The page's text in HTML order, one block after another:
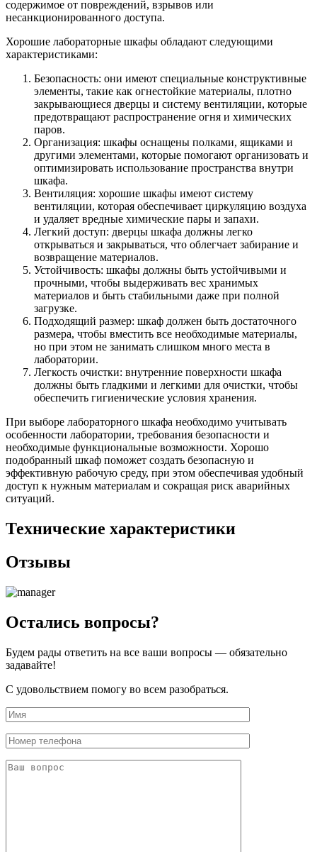
содержимое от повреждений, взрывов или
несанкционированного доступа.
Хорошие лабораторные шкафы обладают следующими
характеристиками:
Безопасность: они имеют специальные конструктивные
элементы, такие как огнестойкие материалы, плотно
закрывающиеся дверцы и систему вентиляции, которые
предотвращают распространение огня и химических
паров.
Организация: шкафы оснащены полками, ящиками и
другими элементами, которые помогают организовать и
оптимизировать использование пространства внутри
шкафа.
Вентиляция: хорошие шкафы имеют систему
вентиляции, которая обеспечивает циркуляцию воздуха
и удаляет вредные химические пары и запахи.
Легкий доступ: дверцы шкафа должны легко
открываться и закрываться, что облегчает забирание и
возвращение материалов.
Устойчивость: шкафы должны быть устойчивыми и
прочными, чтобы выдерживать вес хранимых
материалов и быть стабильными даже при полной
загрузке.
Подходящий размер: шкаф должен быть достаточного
размера, чтобы вместить все необходимые материалы,
но при этом не занимать слишком много места в
лаборатории.
Легкость очистки: внутренние поверхности шкафа
должны быть гладкими и легкими для очистки, чтобы
обеспечить гигиенические условия хранения.
При выборе лабораторного шкафа необходимо учитывать
особенности лаборатории, требования безопасности и
необходимые функциональные возможности. Хорошо
подобранный шкаф поможет создать безопасную и
эффективную рабочую среду, при этом обеспечивая удобный
доступ к нужным материалам и сокращая риск аварийных
ситуаций.
Технические характеристики
Отзывы
Остались вопросы?
Будем рады ответить на все ваши вопросы — обязательно
задавайте!
С удовольствием помогу во всем разобраться.